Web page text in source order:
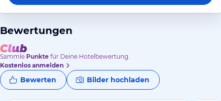
Bewertungen
Sammle Punkte für Deine Hotelbewertung.
Kostenlos anmelden
Bewerten Bilder hochladen